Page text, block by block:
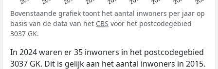
Bovenstaande grafiek toont het aantal inwoners per jaar op
basis van de data van het CBS voor het postcodegebied
3037 GK.
In 2024 waren er 35 inwoners in het postcodegebied
3037 GK. Dit is gelijk aan het aantal inwoners in 2015.